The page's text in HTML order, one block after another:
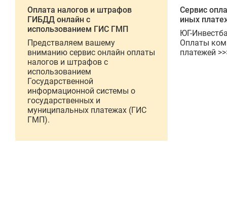
Оплата налогов и штрафов
ГИБДД онлайн с
использованием ГИС ГМП
Предстваляем вашему
вниманию сервис онлайн оплаты
налогов и штрафов с
использованием
Государственной
информационной системы о
государственных и
муниципальных платежах (ГИС
ГМП).
Сервис
иных
ЮГ-
Оплаты
платежей